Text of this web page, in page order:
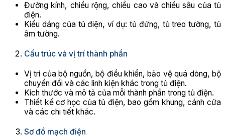
Đường kính, chiều rộng, chiều cao và chiều sâu của tủ
điện.
Kiểu dáng của tủ điện, ví dụ: tủ đứng, tủ treo tường, tủ
âm tường.
Cấu trúc và vị trí thành phần
Vị trí của bộ nguồn, bộ điều khiển, bảo vệ quá dòng, bộ
chuyển đổi và các linh kiện khác trong tủ điện.
Kích thước và mô tả của mỗi thành phần trong tủ điện.
Thiết kế cơ học của tủ điện, bao gồm khung, cánh cửa
và các chi tiết khác.
Sơ đồ mạch điện